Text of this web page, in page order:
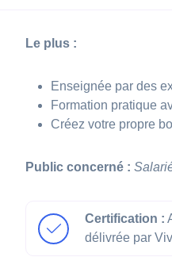
Le plus :
Enseignée par des
Formation pratique
Créez votre propre
Public concerné :
Certification :
délivrée par